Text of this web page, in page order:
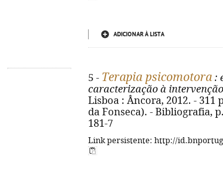
ADICIONAR À LISTA
5 - Terapia psicomotora :
caracterização à intervenção
Lisboa : Âncora, 2012. - 311
da Fonseca). - Bibliografia,
181-7
Link persistente: http://